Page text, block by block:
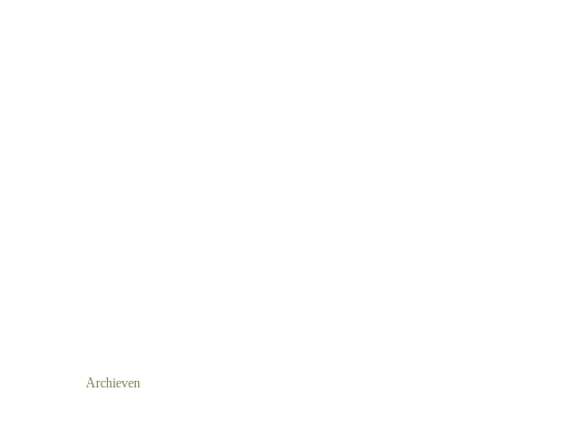
Archieven